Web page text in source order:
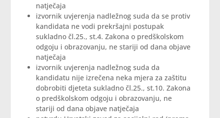
natječaja
izvornik uvjerenja nadležnog suda da se protiv
kandidata ne vodi prekršajni postupak
sukladno čl.25., st.4. Zakona o predškolskom
odgoju i obrazovanju, ne stariji od dana objave
natječaja
izvornik uvjerenja nadležnog suda da
kandidatu nije izrečena neka mjera za zaštitu
dobrobiti djeteta sukladno čl.25., st.10. Zakona
o predškolskom odgoju i obrazovanju, ne
stariji od dana objave natječaja